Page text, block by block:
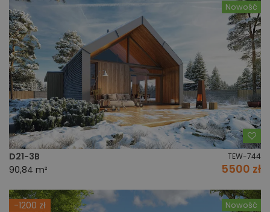
Nowość
D21-3B TEW-744
90,84 m² 5500 zł
-1200 zł Nowość